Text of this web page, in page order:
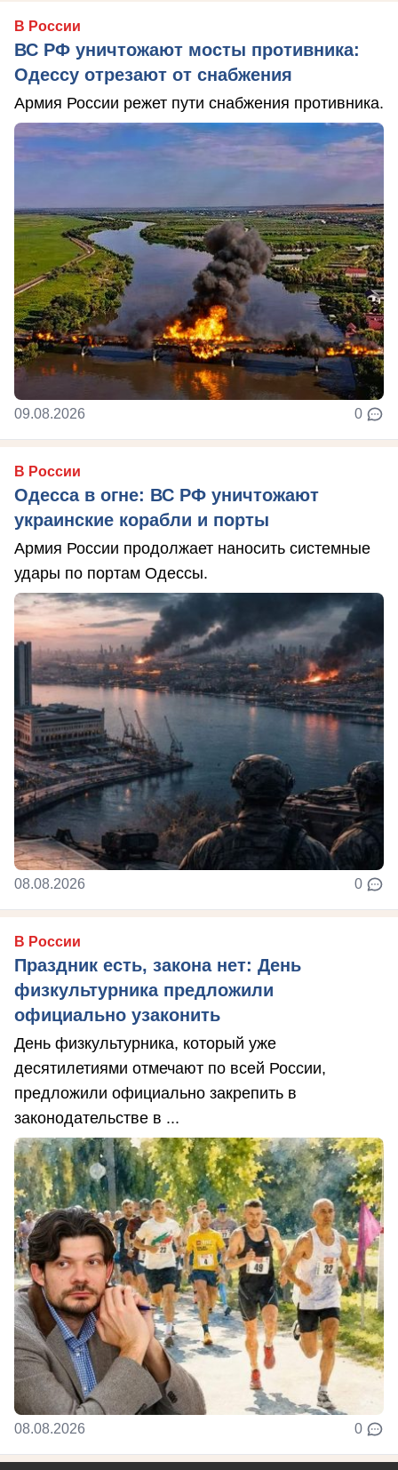
В России
ВС РФ уничтожают мосты противника:
Одессу отрезают от снабжения
Армия России режет пути снабжения противника.
09.08.2026 0
В России
Одесса в огне: ВС РФ уничтожают
украинские корабли и порты
Армия России продолжает наносить системные
удары по портам Одессы.
08.08.2026 0
В России
Праздник есть, закона нет: День
физкультурника предложили
официально узаконить
День физкультурника, который уже
десятилетиями отмечают по всей России,
предложили официально закрепить в
законодательстве в ...
08.08.2026 0